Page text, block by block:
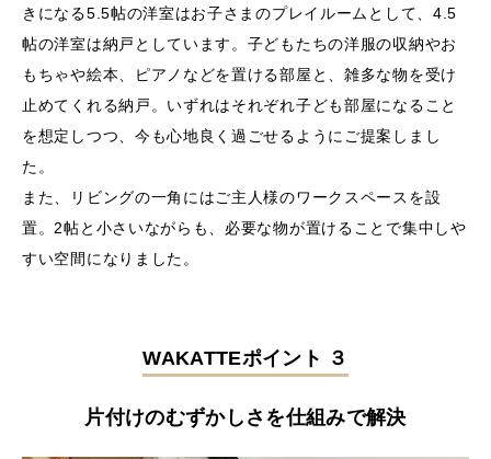
きになる5.5帖の洋室はお子さまのプレイルームとして、4.5
帖の洋室は納戸としています。子どもたちの洋服の収納やお
もちゃや絵本、ピアノなどを置ける部屋と、雑多な物を受け
止めてくれる納戸。いずれはそれぞれ子ども部屋になること
を想定しつつ、今も心地良く過ごせるようにご提案しまし
た。
また、リビングの一角にはご主人様のワークスペースを設
置。2帖と小さいながらも、必要な物が置けることで集中しや
すい空間になりました。
WAKATTEポイント ３
片付けのむずかしさを仕組みで解決